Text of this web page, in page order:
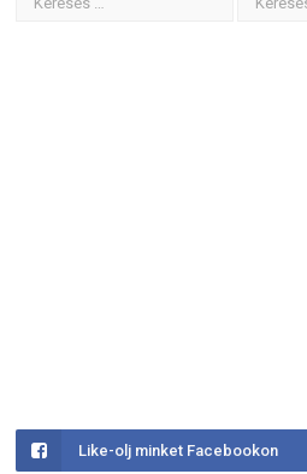
Like-olj minket Facebookon